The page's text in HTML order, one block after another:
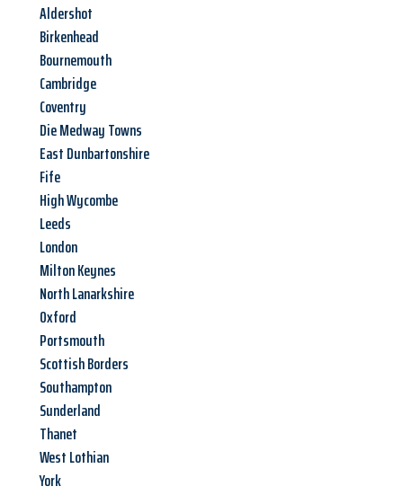
Aldershot
Birkenhead
Bournemouth
Cambridge
Coventry
Die Medway Towns
East Dunbartonshire
Fife
High Wycombe
Leeds
London
Milton Keynes
North Lanarkshire
Oxford
Portsmouth
Scottish Borders
Southampton
Sunderland
Thanet
West Lothian
York